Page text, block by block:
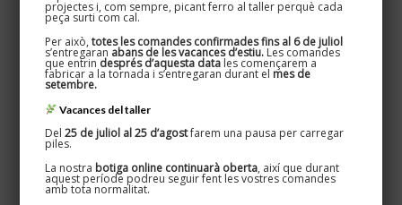
projectes i, com sempre, picant ferro al taller perquè cada
peça surti com cal.
Per això,totes les comandes confirmades fins al 6 de juliol
s’entregaran abans de les vacances d’estiu. Les comandes
que entrin després d’aquesta data les començarem a
fabricar a la tornada i s’entregaran durant el mes de
setembre.
Vacances del taller
Del 25 de juliol al 25 d’agostfarem una pausa per carregar
piles.
La nostra botiga online continuarà oberta, així que durant
aquest període podreu seguir fent les vostres comandes
amb tota normalitat.